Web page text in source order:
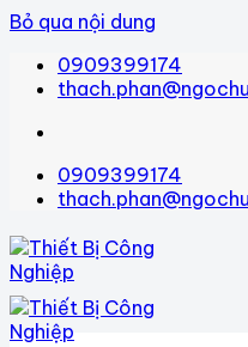
Bỏ qua nội dung
0909399174
0909399174